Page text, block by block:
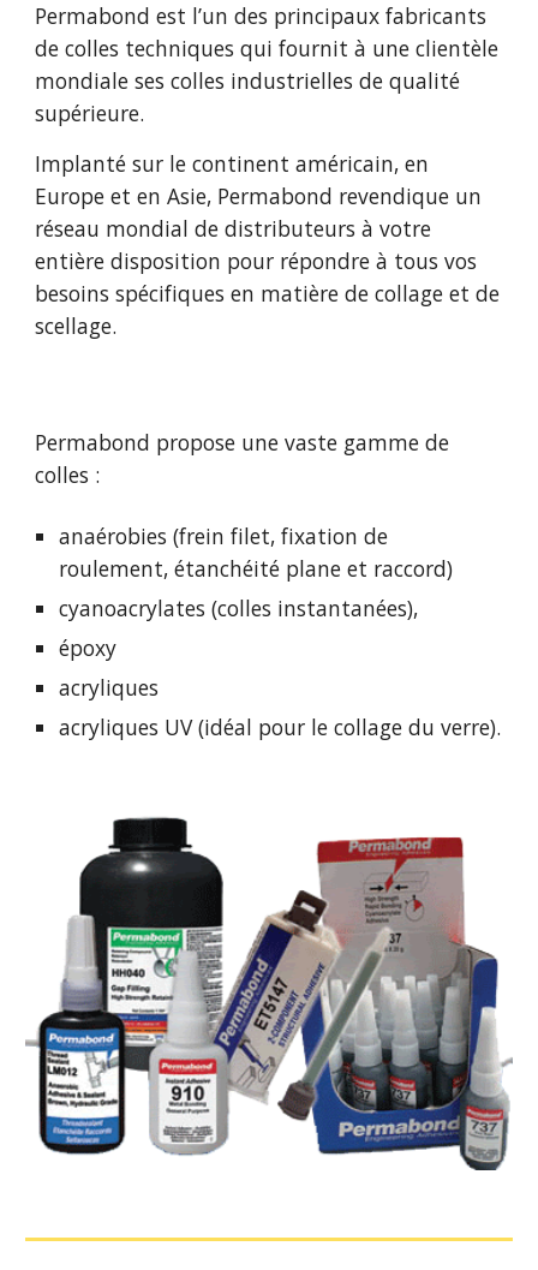
Permabond est l’un des principaux fabricants
de colles techniques qui fournit à une clientèle
mondiale ses colles industrielles de qualité
supérieure.
Implanté sur le continent américain, en
Europe et en Asie, Permabond revendique un
réseau mondial de distributeurs à votre
entière disposition pour répondre à tous vos
besoins spécifiques en matière de collage et de
scellage.
Permabond propose une vaste gamme de
colles :
anaérobies (frein filet, fixation de
roulement, étanchéité plane et raccord)
cyanoacrylates (colles instantanées),
époxy
acryliques
acryliques UV (idéal pour le collage du verre).